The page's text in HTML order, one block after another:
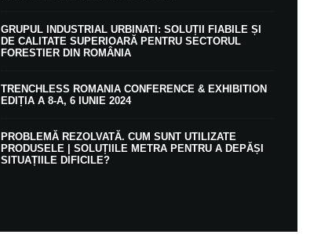
GRUPUL INDUSTRIAL URBINATI: SOLUȚII FIABILE ȘI
DE CALITATE SUPERIOARĂ PENTRU SECTORUL
FORESTIER DIN ROMÂNIA
TRENCHLESS ROMANIA CONFERENCE & EXHIBITION
EDIȚIA A 8-A, 6 IUNIE 2024
PROBLEMĂ REZOLVATĂ. CUM SUNT UTILIZATE
PRODUSELE | SOLUȚIILE METRA PENTRU A DEPĂȘI
SITUAȚIILE DIFICILE?